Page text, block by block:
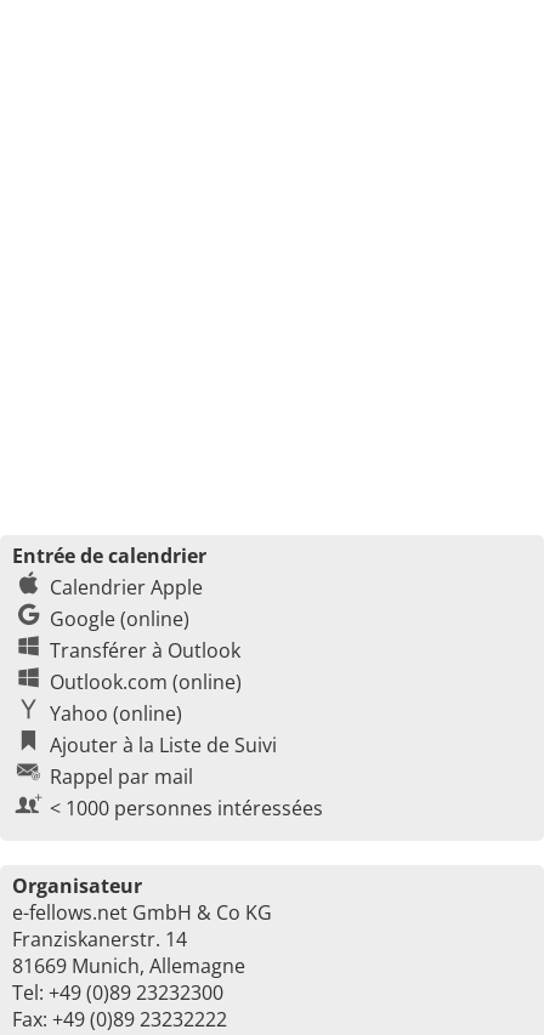
Entrée de calendrier
Calendrier Apple
Google (online)
Transférer à Outlook
Outlook.com (online)
Yahoo (online)
Ajouter à la Liste de Suivi
Rappel par mail
< 1000 personnes intéressées
Organisateur
e-fellows.net GmbH & Co KG
Franziskanerstr. 14
81669 Munich, Allemagne
Tel: +49 (0)89 23232300
Fax: +49 (0)89 23232222